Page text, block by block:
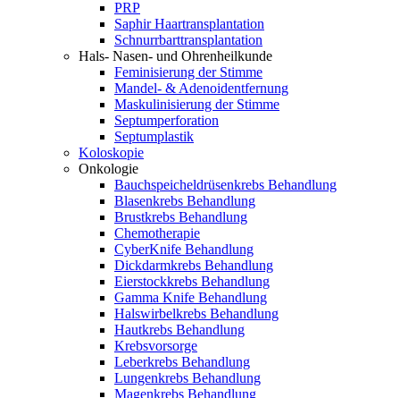
PRP
Saphir Haartransplantation
Schnurrbarttransplantation
Hals- Nasen- und Ohrenheilkunde
Feminisierung der Stimme
Mandel- & Adenoidentfernung
Maskulinisierung der Stimme
Septumperforation
Septumplastik
Koloskopie
Onkologie
Bauchspeicheldrüsenkrebs Behandlung
Blasenkrebs Behandlung
Brustkrebs Behandlung
Chemotherapie
CyberKnife Behandlung
Dickdarmkrebs Behandlung
Eierstockkrebs Behandlung
Gamma Knife Behandlung
Halswirbelkrebs Behandlung
Hautkrebs Behandlung
Krebsvorsorge
Leberkrebs Behandlung
Lungenkrebs Behandlung
Magenkrebs Behandlung